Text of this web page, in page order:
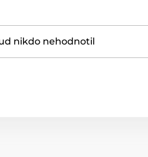
nikdo nehodnotil